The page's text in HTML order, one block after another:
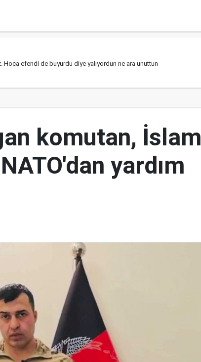
efendi de buyurdu diye yalıyordun ne ara unuttun
komutan, İslam
yardım